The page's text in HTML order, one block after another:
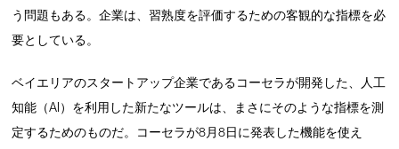
う問題もある。企業は、習熟度を評価するための客観的な指標を必
要としている。
ベイエリアのスタートアップ企業であるコーセラが開発した、人工
知能（AI）を利用した新たなツールは、まさにそのような指標を測
定するためのものだ。コーセラが8月8日に発表した機能を使え